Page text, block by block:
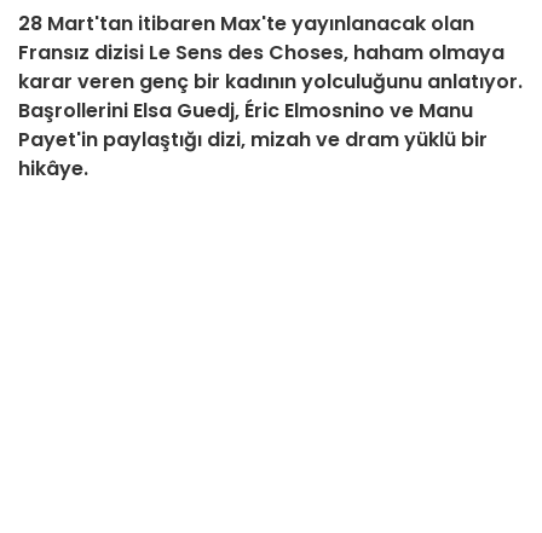
28 Mart'tan itibaren Max'te yayınlanacak olan
Fransız dizisi Le Sens des Choses, haham olmaya
karar veren genç bir kadının yolculuğunu anlatıyor.
Başrollerini Elsa Guedj, Éric Elmosnino ve Manu
Payet'in paylaştığı dizi, mizah ve dram yüklü bir
hikâye.